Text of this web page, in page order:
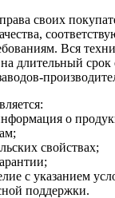
своих
Вся
длительный
о
свойствах;
с указанием
поддержки.